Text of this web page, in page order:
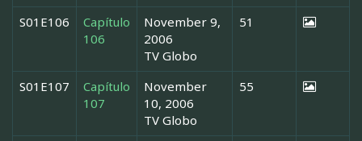
S01E106
Capítulo
106
November 9,
2006
TV Globo
51
S01E107
Capítulo
107
November
10, 2006
TV Globo
55